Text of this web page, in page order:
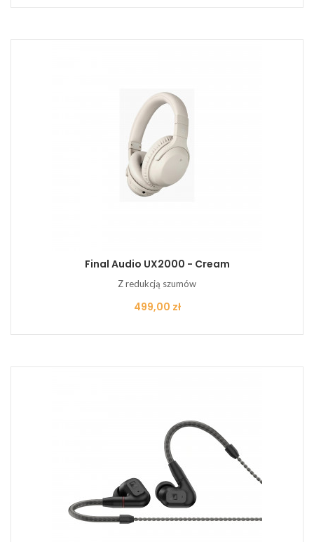
Final Audio UX2000 - Cream
Z redukcją szumów
Cena
499,00 zł